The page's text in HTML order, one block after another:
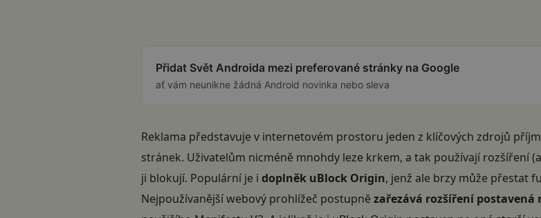
Přidat Svět Androida mezi preferované stránky na Google
ať vám neunikne žádná Android novinka nebo sleva
Reklama představuje v internetovém prostoru jeden z klíčových zdrojů
stránek. Uživatelům nicméně mnohdy leze krkem, a tak používají rozšíření
ji blokují. Populární je i doplněk uBlock Origin, jenž ale brzy může přestat
Nejpoužívanější webový prohlížeč postupnězařezává rozšíření